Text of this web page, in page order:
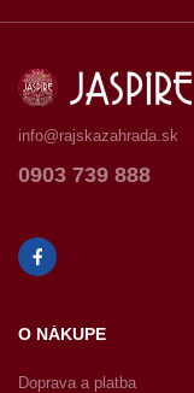
info@rajskazahrada.sk
0903 739 888
O NÁKUPE
Doprava a platba